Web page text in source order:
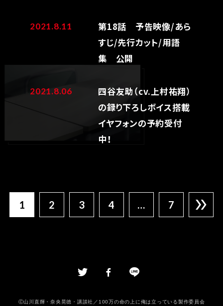
2021.8.11
第18話 予告映像/あら
すじ/先行カット/用語
集 公開
2021.8.06
四谷友助（cv.上村祐翔）
の録り下ろしボイス搭載
イヤフォンの予約受付
中！
1 2 3 4 … 7
Ⓒ山川直輝・奈央晃徳・講談社／100万の命の上に俺は立っている製作委員会